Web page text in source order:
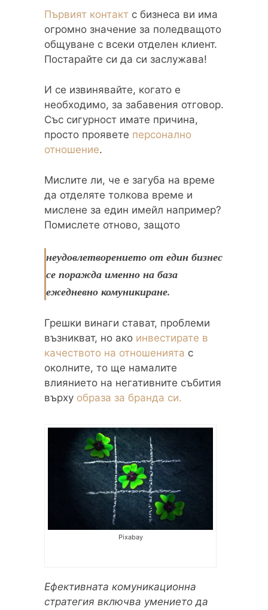
Първият контакт с бизнеса ви има
огромно значение за поледващото
общуване с всеки отделен клиент.
Постарайте си да си заслужава!
И се извинявайте, когато е
необходимо, за забавения отговор.
Със сигурност имате причина,
просто проявете персонално
отношение.
Мислите ли, че е загуба на време
да отделяте толкова време и
мислене за един имейл например?
Помислете отново, защото
неудовлетворението от един бизнес
се поражда именно на база
ежедневно комуникиране.
Грешки винаги стават, проблеми
възникват, но ако инвестирате в
качеството на отношенията с
околните, то ще намалите
влиянието на негативните събития
върху образа за бранда си.
Pixabay
Ефективната комуникационна
стратегия включва умението да